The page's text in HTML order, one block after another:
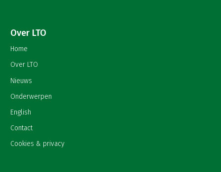
Over LTO
Home
Over LTO
Nieuws
Onderwerpen
English
Contact
Cookies & privacy